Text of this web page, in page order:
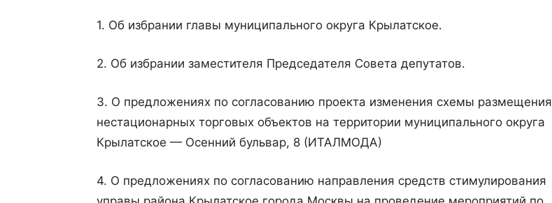
1. Об избрании главы муниципального округа Крылатское.
2. Об избрании заместителя Председателя Совета депутатов.
3. О предложениях по согласованию проекта изменения схемы размещения
нестационарных торговых объектов на территории муниципального округа
Крылатское — Осенний бульвар, 8 (ИТАЛМОДА)
4. О предложениях по согласованию направления средств стимулирования